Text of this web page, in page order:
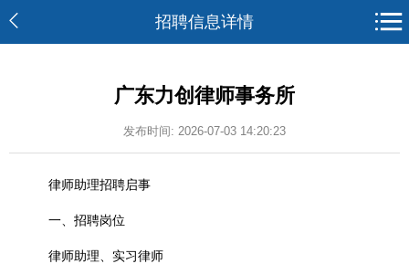
招聘信息详情
广东力创律师事务所
发布时间: 2026-07-03 14:20:23
律师助理招聘启事
一、招聘岗位
律师助理、实习律师